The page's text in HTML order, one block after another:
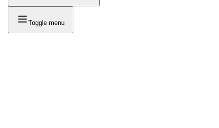
Toggle menu